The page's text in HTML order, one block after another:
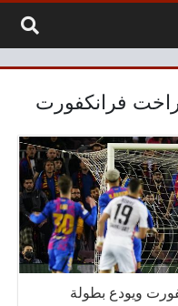
فرانكفورت
ويودع بطولة